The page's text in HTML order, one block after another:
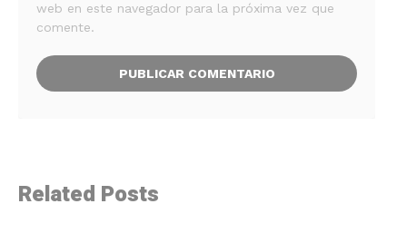
web en este navegador para la próxima vez que
comente.
Related Posts